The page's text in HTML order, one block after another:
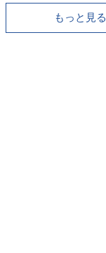
もっと見る